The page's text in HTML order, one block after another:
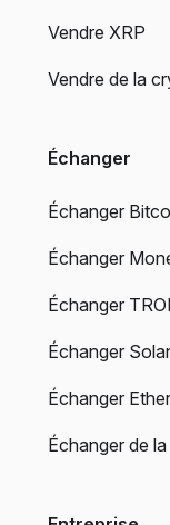
Vendre XRP
Vendre de la
Échanger
Échanger
Échanger
Échanger
Échanger
Échanger
Échanger de